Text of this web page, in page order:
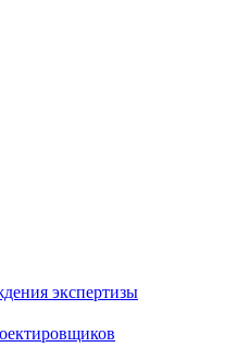
экспертизы